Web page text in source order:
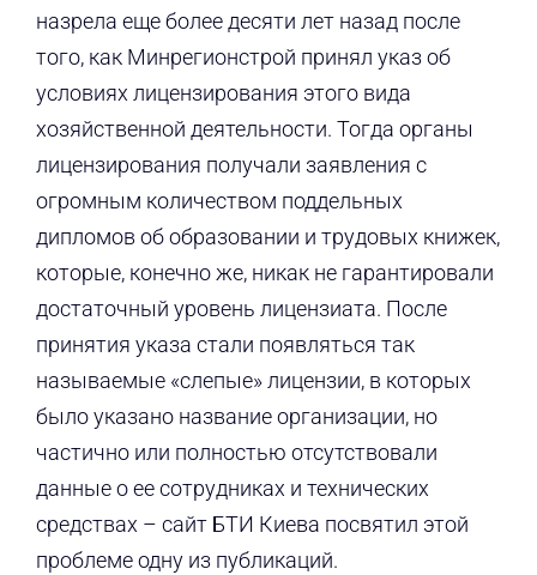
назрела еще более десяти лет назад после
того, как Минрегионстрой принял указ об
условиях лицензирования этого вида
хозяйственной деятельности. Тогда органы
лицензирования получали заявления с
огромным количеством поддельных
дипломов об образовании и трудовых книжек,
которые, конечно же, никак не гарантировали
достаточный уровень лицензиата. После
принятия указа стали появляться так
называемые «слепые» лицензии, в которых
было указано название организации, но
частично или полностью отсутствовали
данные о ее сотрудниках и технических
средствах – сайт БТИ Киева посвятил этой
проблеме одну из публикаций.